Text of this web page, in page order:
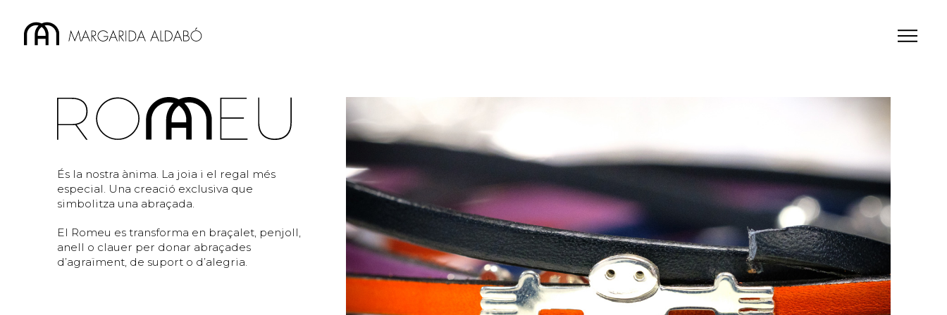
És la nostra ànima. La joia i el regal més
especial. Una creació exclusiva que
simbolitza una abraçada.
El Romeu es transforma en braçalet, penjoll,
anell o clauer per donar abraçades
d’agraïment, de suport o d’alegria.